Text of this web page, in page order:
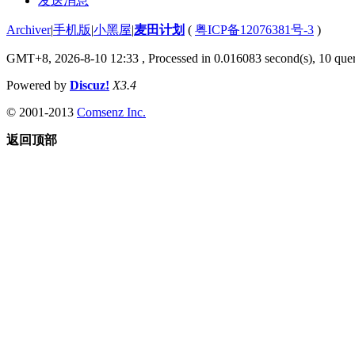
Archiver|手机版|小黑屋|麦田计划 ( 粤ICP备12076381号-3 )
GMT+8, 2026-8-10 12:33 , Processed in 0.016083 second(s), 10
Powered by Discuz! X3.4
© 2001-2013 Comsenz Inc.
返回顶部